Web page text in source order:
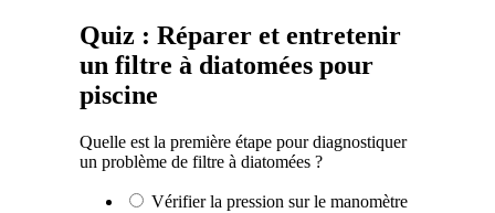
Quiz : Réparer et entretenir
un filtre à diatomées pour
piscine
Quelle est la première étape pour diagnostiquer
un problème de filtre à diatomées ?
Vérifier la pression sur le manomètre